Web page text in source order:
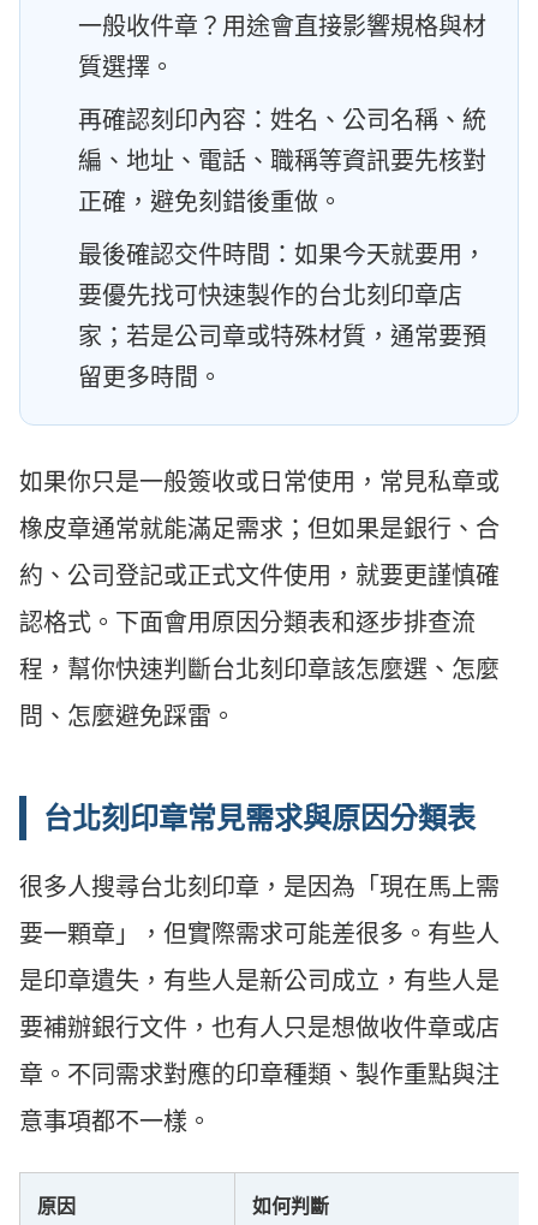
一般收件章？用途會直接影響規格與材
質選擇。
再確認刻印內容：姓名、公司名稱、統
編、地址、電話、職稱等資訊要先核對
正確，避免刻錯後重做。
最後確認交件時間：如果今天就要用，
要優先找可快速製作的台北刻印章店
家；若是公司章或特殊材質，通常要預
留更多時間。
如果你只是一般簽收或日常使用，常見私章或
橡皮章通常就能滿足需求；但如果是銀行、合
約、公司登記或正式文件使用，就要更謹慎確
認格式。下面會用原因分類表和逐步排查流
程，幫你快速判斷台北刻印章該怎麼選、怎麼
問、怎麼避免踩雷。
台北刻印章常見需求與原因分類表
很多人搜尋台北刻印章，是因為「現在馬上需
要一顆章」，但實際需求可能差很多。有些人
是印章遺失，有些人是新公司成立，有些人是
要補辦銀行文件，也有人只是想做收件章或店
章。不同需求對應的印章種類、製作重點與注
意事項都不一樣。
原因 如何判斷